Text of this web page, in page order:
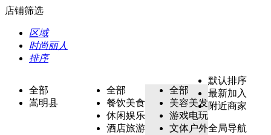
店铺筛选
区域
时尚丽人
排序
全部
嵩明县
全部
餐饮美食
休闲娱乐
酒店旅游
全部
美容美发
游戏电玩
文体户外
默认排序
最新加入
附近商家
全局导航